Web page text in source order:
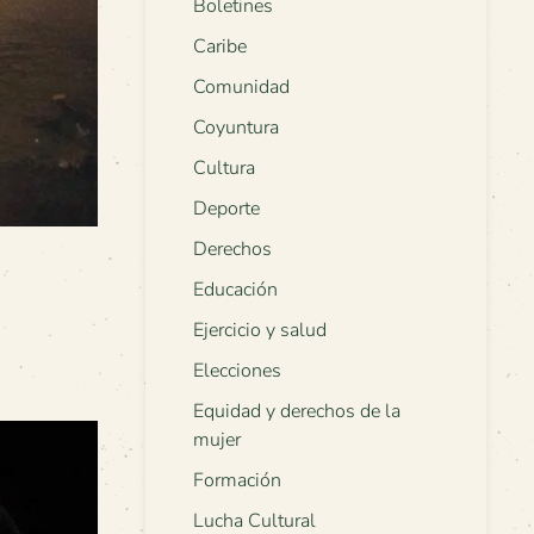
Boletines
Caribe
Comunidad
Coyuntura
Cultura
Deporte
Derechos
Educación
Ejercicio y salud
Elecciones
Equidad y derechos de la
mujer
Formación
Lucha Cultural